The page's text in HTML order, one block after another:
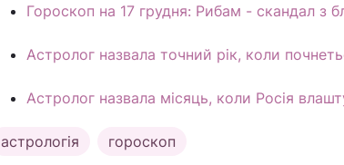
Гороскоп на 17 грудня: Рибам - скандал з
Астролог назвала точний рік, коли
Астролог назвала місяць, коли Росія
астрологія гороскоп